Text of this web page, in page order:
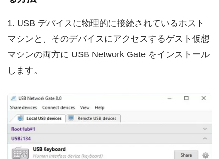
1. USB デバイスに物理的に接続されているホスト
マシンと、そのデバイスにアクセスするゲスト仮想
マシンの両方に USB Network Gate をインストール
します。